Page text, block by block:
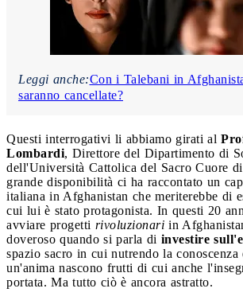
Leggi anche:Con i Talebani in
saranno cancellate?
Questi interrogativi li abbiamo girati al
Lombardi, Direttore del Dipartimento di
dell'Università Cattolica del Sacro Cuore
grande disponibilità ci ha raccontato un
italiana in Afghanistan che meriterebbe di
cui lui è stato protagonista. In questi 20
avviare progetti rivoluzionari in
doveroso quando si parla di investire
spazio sacro in cui nutrendo la
un'anima nascono frutti di cui anche
portata. Ma tutto ciò è ancora astratto.